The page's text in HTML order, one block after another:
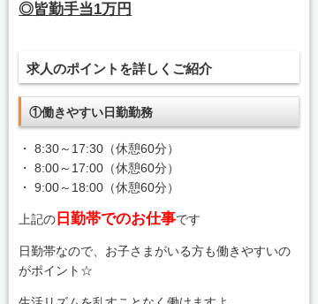
◎皆勤手当1万円
求人のポイントを詳しくご紹介
①働きやすい日勤勤務
・ 8:30～17:30（休憩60分）
・ 8:00～17:00（休憩60分）
・ 9:00～18:00（休憩60分）
上記の 日勤帯でのお仕事です
日勤帯なので、お子さまがいる方も働きやすいの
がポイント☆